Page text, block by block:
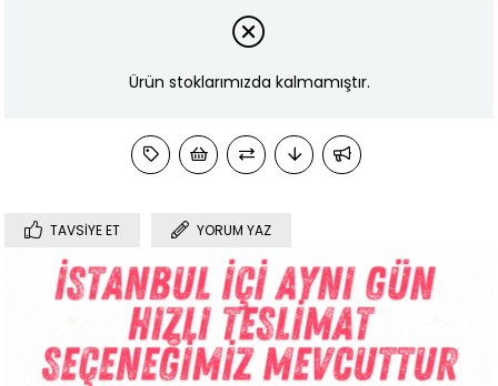
Ürün stoklarımızda kalmamıştır.
TAVSIYE ET YORUM YAZ